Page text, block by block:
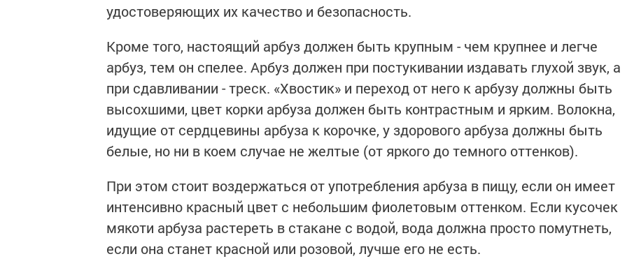
удостоверяющих их качество и безопасность.
Кроме того, настоящий арбуз должен быть крупным - чем крупнее и легче
арбуз, тем он спелее. Арбуз должен при постукивании издавать глухой звук, а
при сдавливании - треск. «Хвостик» и переход от него к арбузу должны быть
высохшими, цвет корки арбуза должен быть контрастным и ярким. Волокна,
идущие от сердцевины арбуза к корочке, у здорового арбуза должны быть
белые, но ни в коем случае не желтые (от яркого до темного оттенков).
При этом стоит воздержаться от употребления арбуза в пищу, если он имеет
интенсивно красный цвет с небольшим фиолетовым оттенком. Если кусочек
мякоти арбуза растереть в стакане с водой, вода должна просто помутнеть,
если она станет красной или розовой, лучше его не есть.